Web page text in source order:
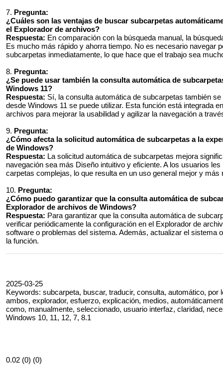
7. Pregunta:
¿Cuáles son las ventajas de buscar subcarpetas
el Explorador de archivos?
Respuesta: En comparación con la búsqueda manual, la
Es mucho más rápido y ahorra tiempo. No es necesario navegar
subcarpetas inmediatamente, lo que hace que el trabajo sea
8. Pregunta:
¿Se puede usar también la consulta automática de
Windows 11?
Respuesta: Sí, la consulta automática de subcarpetas también
desde Windows 11 se puede utilizar. Esta función está integrada
archivos para mejorar la usabilidad y agilizar la navegación a
9. Pregunta:
¿Cómo afecta la solicitud automática de subcarpetas a la
de Windows?
Respuesta: La solicitud automática de subcarpetas mejora
navegación sea más Diseño intuitivo y eficiente. A los usuarios
carpetas complejas, lo que resulta en un uso general mejor y
10. Pregunta:
¿Cómo puedo garantizar que la consulta automática de
Explorador de archivos de Windows?
Respuesta: Para garantizar que la consulta automática de
verificar periódicamente la configuración en el Explorador de
software o problemas del sistema. Además, actualizar el sistema
la función.
2025-03-25
Keywords: subcarpeta, buscar, traducir, consulta, automático, por
ambos, explorador, esfuerzo, explicación, medios,
como, manualmente, seleccionado, usuario interfaz, claridad,
Windows 10, 11, 12, 7, 8.1
0.02 (0) (0)